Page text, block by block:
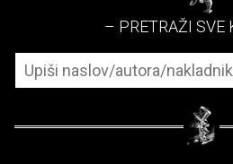
– PRETRAŽI SVE